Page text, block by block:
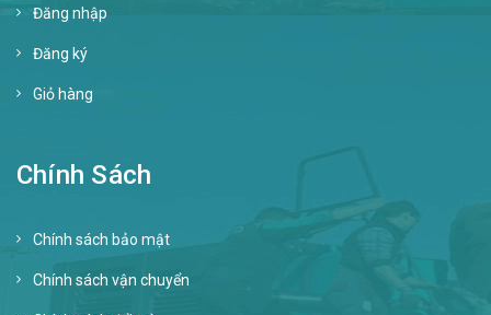
Đăng nhập
Đăng ký
Giỏ hàng
Chính Sách
Chính sách bảo mật
Chính sách vận chuyển